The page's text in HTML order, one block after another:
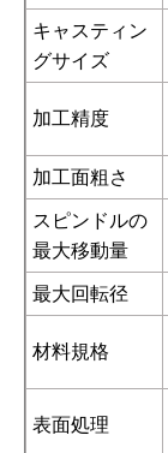
キャスティン
グサイズ
加工精度
加工面粗さ
スピンドルの
最大移動量
最大回転径
材料規格
表面処理